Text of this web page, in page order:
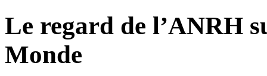
Le regard de l’ANRH
Monde